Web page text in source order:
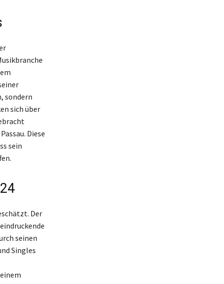
sondern
sich über
Diese
sein
Der
seinen
Singles